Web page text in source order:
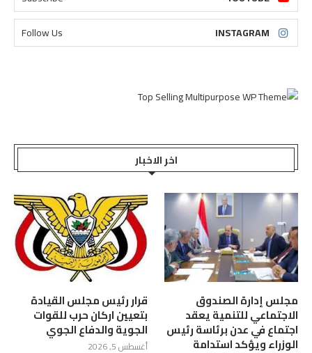
INSTAGRAM
Follow Us
اخر الاخبار
مجلس إدارة الصندوق
الاجتماعي للتنمية يعقد
اجتماع في عدن برئاسة رئيس
الوزراء ويؤكد استدامة
قرار رئيس مجلس القيادة
بتعيين اركان حرب للقوات
الجوية والدفاع الجوي
أغسطس 5, 2026